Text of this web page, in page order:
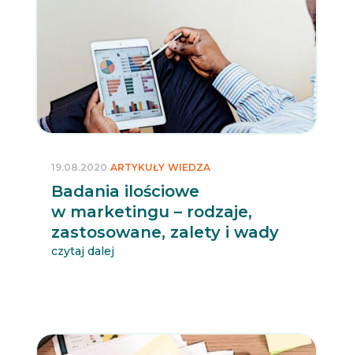
Badania ilościowe
w marketingu – rodzaje,
zastosowane, zalety i wady
19.08.2020 ARTYKUŁY WIEDZA
czytaj dalej